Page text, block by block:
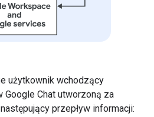
użytkownik wchodzący
Google Chat utworzoną za
przepływ informacji: